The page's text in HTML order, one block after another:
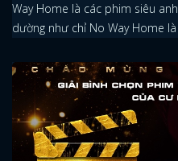
Way Home là các phim siêu
dường như chỉ No Way Home